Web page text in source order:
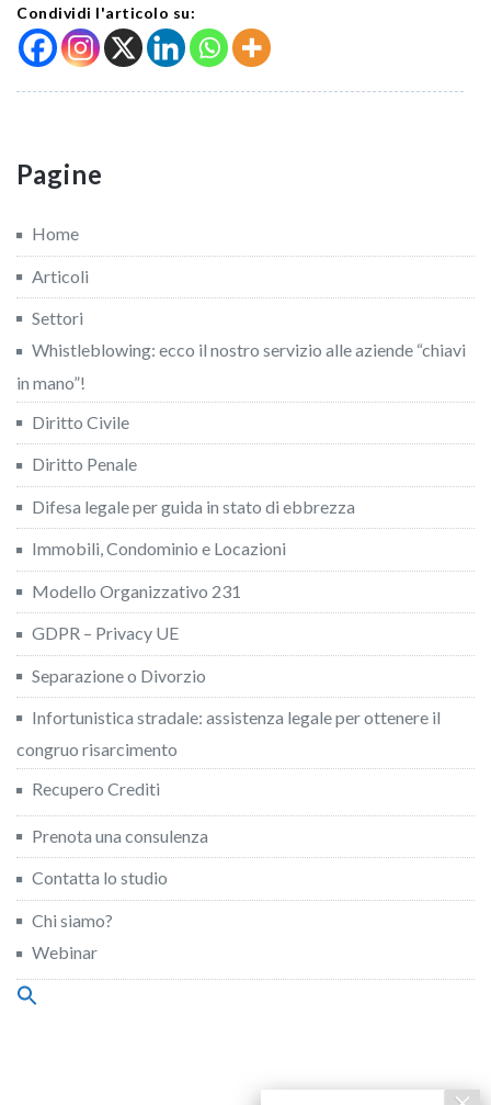
Condividi l'articolo su:
Pagine
Home
Articoli
Settori
Whistleblowing: ecco il nostro servizio alle aziende “chiavi
in mano”!
Diritto Civile
Diritto Penale
Difesa legale per guida in stato di ebbrezza
Immobili, Condominio e Locazioni
Modello Organizzativo 231
GDPR – Privacy UE
Separazione o Divorzio
Infortunistica stradale: assistenza legale per ottenere il
congruo risarcimento
Recupero Crediti
Prenota una consulenza
Contatta lo studio
Chi siamo?
Webinar
Search